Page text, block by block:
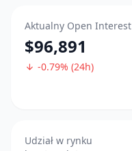
Aktualny Open Interest
$96,891
-0.79% (24h)
Udział w rynku